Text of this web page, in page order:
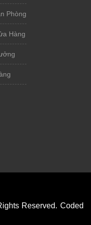
Phòng
Hàng
Reserved. Coded